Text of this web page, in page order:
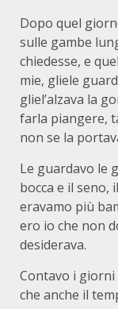
Dopo quel
sulle gambe
chiedesse, e
mie, gliele
gliel’alzava la
farla piangere,
non se la
Le guardavo le
bocca e il seno,
eravamo più
ero io che non
desiderava.
Contavo i giorni
che anche il